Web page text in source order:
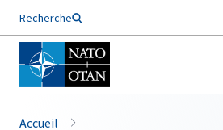
Recherche
Nom de famille*
Accueil